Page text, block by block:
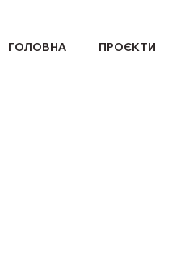
ГОЛОВНА ПРОЄКТИ